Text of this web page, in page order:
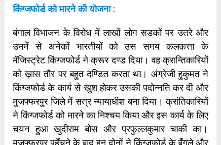
किंग्जफोर्ड को मारने की योजना :
बंगाल विभाजन के विरोध में लाखों लोग सडकों पर उतरे और
उनमें से अनेकों भारतीयों को उस समय कलकत्ता के
मॅजिस्ट्रेट किंग्जफोर्ड ने क्रूर दण्ड दिया। वह क्रान्तिकारियों
को ख़ास तौर पर बहुत दण्डित करता था। अंग्रेजी हुकुमत ने
किंग्जफोर्ड के कार्य से खुश होकर उसकी पदोन्नति कर दी और
मुजफ्फरपुर जिले में सत्र न्यायाधीश बना दिया। क्रांतिकारियों
ने किंग्जफोर्ड को मारने का निश्चय किया और इस कार्य के लिए
चयन हुआ खुदीराम बोस और प्रफुल्लकुमार चाकी का।
मुजफ्फरपुर पहुँचने के बाद इन दोनों ने किंग्जफोर्ड के बँगले और